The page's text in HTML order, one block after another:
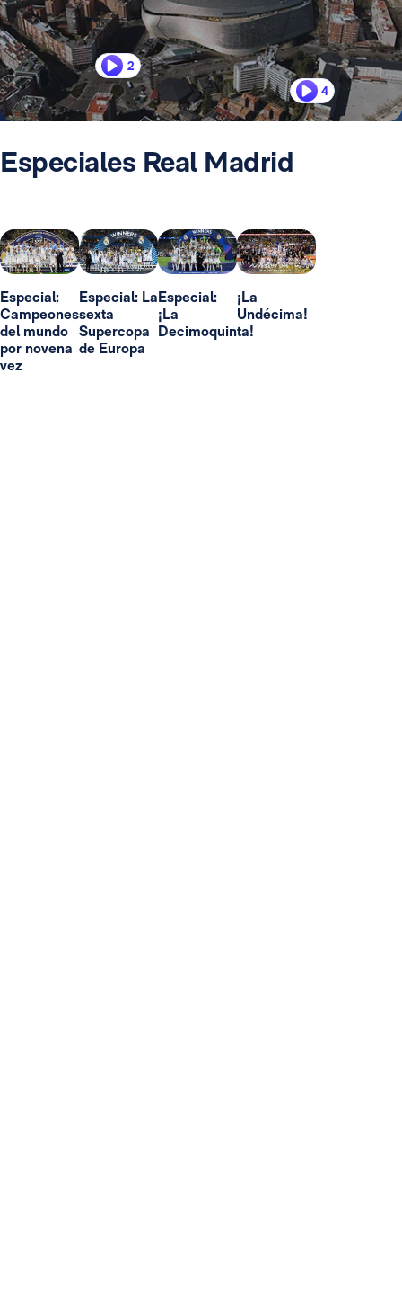
2
4
Especiales Real Madrid
Especial:
Campeones
del mundo
por novena
vez
Especial: La
sexta
Supercopa
de Europa
Especial:
¡La
Decimoquinta!
¡La
Undécima!